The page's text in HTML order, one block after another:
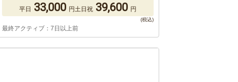
平日 33,000 円土日祝 39,600 円
最終アクティブ：7日以上前